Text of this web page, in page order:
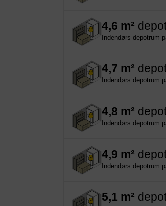
4,6 m²
Indendørs depotrum
4,7 m²
Indendørs depotrum
4,8 m²
Indendørs depotrum
4,9 m²
Indendørs depotrum
5,1 m²